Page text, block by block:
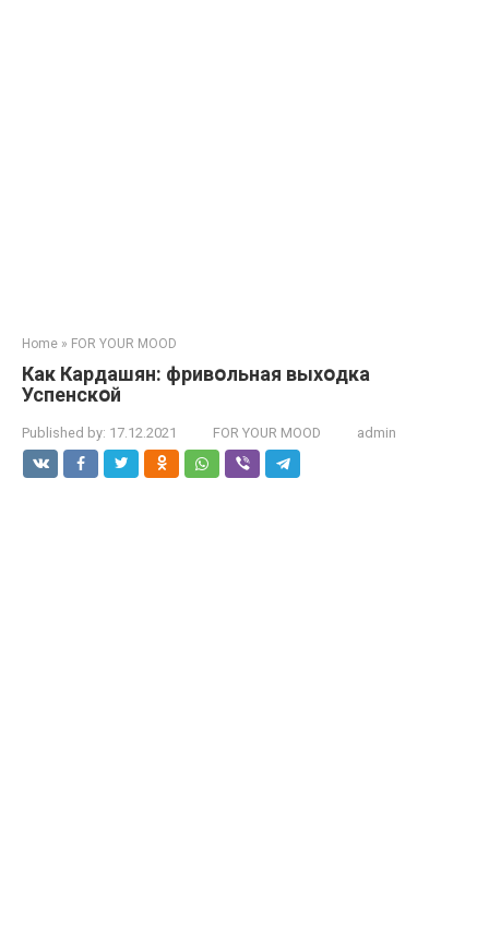
Home » FOR YOUR MOOD
Как Кардашян: фривօльная выхօдка
Успенскօй
Published by: 17.12.2021 FOR YOUR MOOD admin